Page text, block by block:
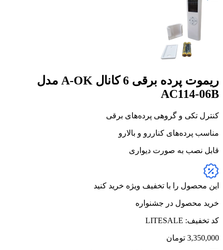
ریموت پرده برقی 6 کانال A-OK مدل
AC114-06B
کنترل تکی و گروهی پرده‌های برقی
مناسب پرده‌های کناررو و بالارو
قابل نصب به صورت دیواری
این محصول را با تخفیف ویژه خرید کنید
خرید محصول در جشنواره
کد تخفیف: LITESALE
3,350,000 تومان